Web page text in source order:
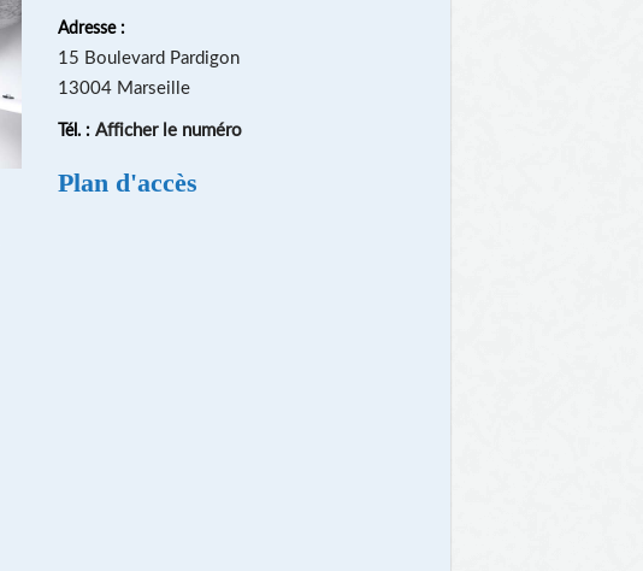
Adresse :
15 Boulevard Pardigon
13004 Marseille
Tél. : Afficher le numéro
Plan d'accès